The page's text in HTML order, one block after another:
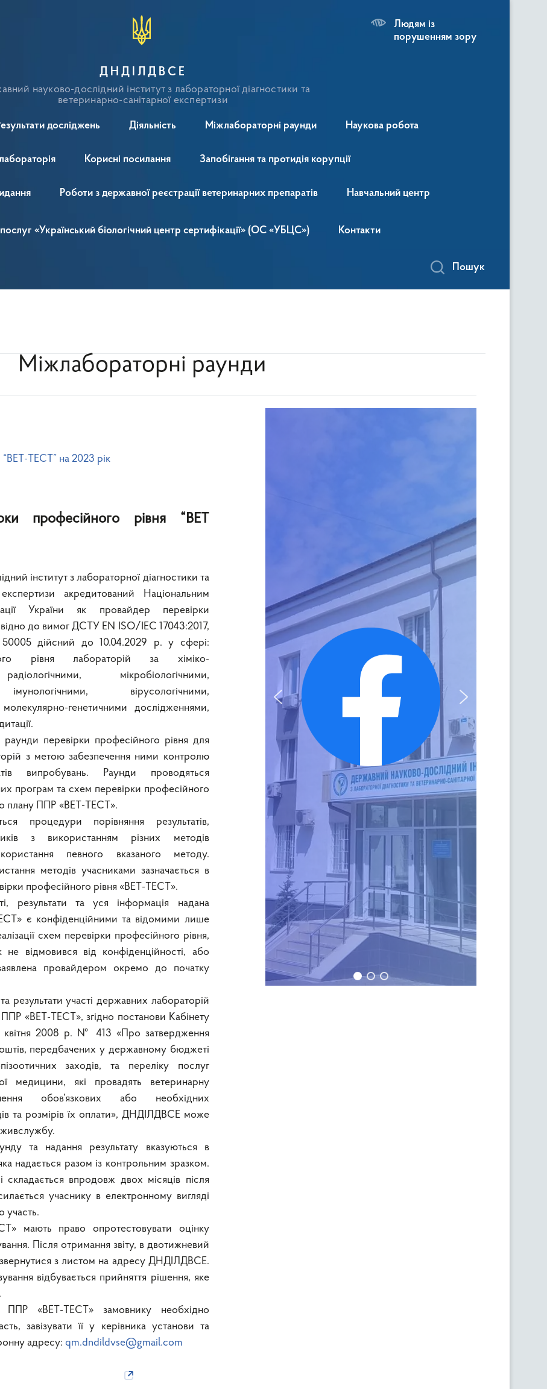
ДНДІЛДВСЕ
науково-дослідний інститут з лабораторної діагностики та
ветеринарно-санітарної експертизи
Людям із
порушенням зору
досліджень Діяльність Міжлабораторні раунди Наукова робота
Корисні посилання Запобігання та протидія корупції
Роботи з державної реєстрації ветеринарних препаратів Навчальний центр
«Український біологічний центр сертифікації» (ОС «УБЦС») Контакти
Пошук
Міжлабораторні раунди
ТЕСТ” на 2023 рік
професійного рівня “ВЕТ
інститут з лабораторної діагностики та
експертизи акредитований Національним
України як провайдер перевірки
до вимог ДСТУ EN ISO/ІЕС 17043:2017,
50005 дійсний до 10.04.2029 р. у сфері:
рівня лабораторій за хіміко-
мікробіологічними,
вірусологічними,
генетичними дослідженнями,
перевірки професійного рівня для
з метою забезпечення ними контролю
випробувань. Раунди проводяться
програм та схем перевірки професійного
плану ППР «ВЕТ-ТЕСТ».
процедури порівняння результатів,
з використанням різних методів
певного вказаного методу.
методів учасниками зазначається в
професійного рівня «ВЕТ-ТЕСТ».
результати та уся інформація надана
є конфіденційними та відомими лише
схем перевірки професійного рівня,
відмовився від конфіденційності, або
провайдером окремо до початку
результати участі державних лабораторій
«ВЕТ-ТЕСТ», згідно постанови Кабінету
квітня 2008 р. № 413 «Про затвердження
передбачених у державному бюджеті
заходів, та переліку послуг
медицини, які провадять ветеринарну
обов’язкових або необхідних
та розмірів їх оплати», ДНДІЛДВСЕ може
та надання результату вказуються в
надається разом із контрольним зразком.
складається впродовж двох місяців після
учаснику в електронному вигляді
участь.
мають право опротестовувати оцінку
Після отримання звіту, в двотижневий
з листом на адресу ДНДІЛДВСЕ.
відбувається прийняття рішення, яке
«ВЕТ-ТЕСТ» замовнику необхідно
завізувати її у керівника установи та
адресу: qm.dndildvse@gmail.com